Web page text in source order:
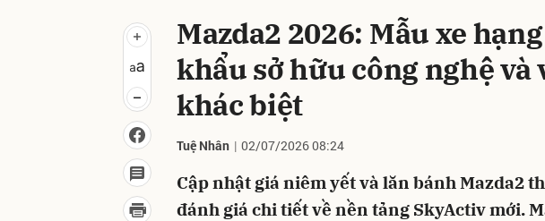
Mazda2 2026: Mẫu xe
khẩu sở hữu công nghệ và
khác biệt
Tuệ Nhân 02/07/2026 08:24
Cập nhật giá niêm yết và lăn bánh Mazda2
đánh giá chi tiết về nền tảng SkyActiv mới.